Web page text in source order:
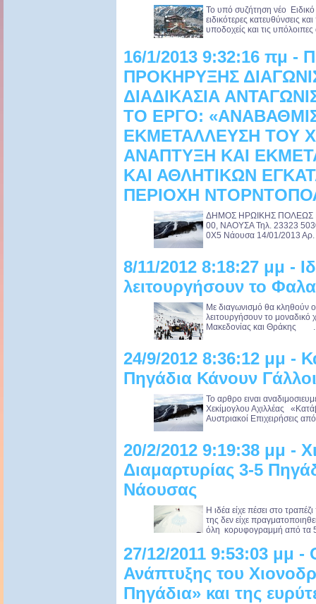
Το υπό συζήτηση νέο
ειδικότερες κατευθύνσεις
υποδοχείς και τις
16/1/2013 9:32:16 πμ -
ΠΡΟΚΗΡΥΞΗΣ
ΔΙΑΔΙΚΑΣΙΑ
ΤΟ ΕΡΓΟ:
ΕΚΜΕΤΑΛΛΕΥΣΗ ΤΟΥ
ΑΝΑΠΤΥΞΗ ΚΑΙ
ΚΑΙ ΑΘΛΗΤΙΚΩΝ
ΠΕΡΙΟΧΗ
ΔΗΜΟΣ ΗΡΩΙΚΗΣ ΠΟΛΕΩΣ
00, ΝΑΟΥΣΑ Τηλ. 23323
0Χ5 Νάουσα 14/01/2013
8/11/2012 8:18:27 μμ -
λειτουργήσουν το
Με διαγωνισμό θα κληθούν
λειτουργήσουν το μοναδικό
Μακεδονίας και Θράκης
24/9/2012 8:36:12 μμ -
Πηγάδια Κάνουν
Το αρθρο ειναι
Χεκίμογλου Αχιλλέας
Αυστριακοί Επιχειρήσεις
20/2/2012 9:19:38 μμ -
Διαμαρτυρίας 3-5
Νάουσας
Η ιδέα είχε πέσει στο
της δεν είχε
όλη κορυφογραμμή από τα 5
27/12/2011 9:53:03 μμ
Ανάπτυξης του
Πηγάδια» και της